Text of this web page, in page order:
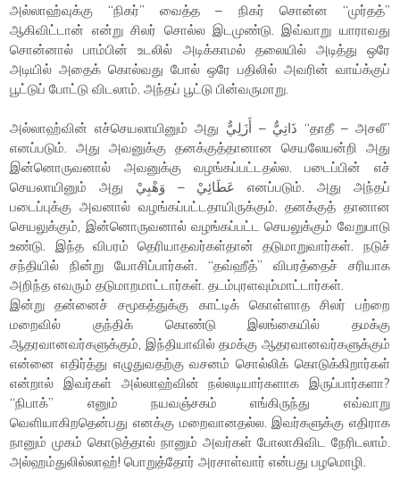
அல்லாஹ்வுக்கு “நிகர்” வைத்த – நிகர் சொன்ன “முர்தத்”
ஆகிவிட்டான் என்று சிலர் சொல்ல இடமுண்டு. இவ்வாறு யாராவது
சொன்னால் பாம்பின் உடலில் அடிக்காமல் தலையில் அடித்து ஒரே
அடியில் அதைக் கொல்வது போல் ஒரே பதிலில் அவரின் வாய்க்குப்
பூட்டுப் போட்டு விடலாம். அந்தப் பூட்டு பின்வருமாறு.
அல்லாஹ்வின் எச்செயலாயினும் அது ذَاتِيٌّ – أَزَلِيٌّ “தாதீ – அசலீ”
எனப்படும். அது அவனுக்கு தனக்குத்தானான செயலேயன்றி அது
இன்னொருவனால் அவனுக்கு வழங்கப்பட்டதல்ல. படைப்பின் எச்
செயலாயினும் அது عَطَائِيْ – وَهْبِيْ எனப்படும். அது அந்தப்
படைப்புக்கு அவனால் வழங்கப்பட்டதாயிருக்கும். தனக்குத் தானான
செயலுக்கும், இன்னொருவனால் வழங்கப்பட்ட செயலுக்கும் வேறுபாடு
உண்டு. இந்த விபரம் தெரியாதவர்கள்தான் தடுமாறுவார்கள். நடுச்
சந்தியில் நின்று யோசிப்பார்கள். “தவ்ஹீத்” விபரத்தைச் சரியாக
அறிந்த எவரும் தடுமாறமாட்டார்கள். தடம்புரளவும்மாட்டார்கள்.
இன்று தன்னைச் சமூகத்துக்கு காட்டிக் கொள்ளாத சிலர் பற்றை
மறைவில் குந்திக் கொண்டு இலங்கையில் தமக்கு
ஆதரவானவர்களுக்கும், இந்தியாவில் தமக்கு ஆதரவானவர்களுக்கும்
என்னை எதிர்த்து எழுதுவதற்கு வசனம் சொல்லிக் கொடுக்கிறார்கள்
என்றால் இவர்கள் அல்லாஹ்வின் நல்லடியார்களாக இருப்பார்களா?
“நிபாக்” எனும் நயவஞ்சகம் எங்கிருந்து எவ்வாறு
வெளியாகிறதென்பது எனக்கு மறைவானதல்ல. இவர்களுக்கு எதிராக
நானும் முகம் கொடுத்தால் நானும் அவர்கள் போலாகிவிட நேரிடலாம்.
அல்ஹம்துலில்லாஹ்! பொறுத்தோர் அரசாள்வார் என்பது பழமொழி.